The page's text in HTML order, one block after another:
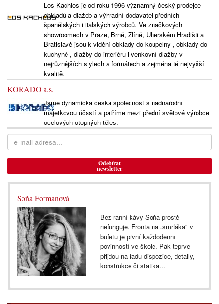
Los Kachlos je od roku 1996 významný český prodejce
obkladů a dlažeb a výhradní dodavatel předních
španělských i italských výrobců. Ve značkových
showroomech v Praze, Brně, Zlíně, Uherském Hradišti a
Bratislavě jsou k vidění obklady do koupelny , obklady do
kuchyně , dlažby do interiéru i venkovní dlažby v
nejrůznějších stylech a formátech a zejména té nejvyšší
kvalitě.
KORADO a.s.
Jsme dynamická česká společnost s nadnárodní
majetkovou účastí a patříme mezi přední světové výrobce
ocelových otopných těles.
Odebírat
newsletter
Soňa Formanová
Bez ranní kávy Soňa prostě
nefunguje. Fronta na „smrťáka" v
bufetu je první každodenní
povinností ve škole. Pak teprve
přijdou na řadu dispozice, detaily,
konstrukce či statika...